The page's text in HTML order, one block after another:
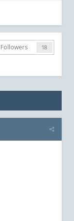
Followers 18